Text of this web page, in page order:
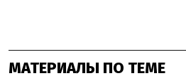
МАТЕРИАЛЫ ПО ТЕМЕ